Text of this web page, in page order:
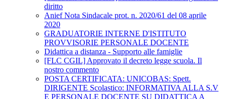
diritto
Anief Nota Sindacale prot. n. 2020/61 del 08 aprile
2020
GRADUATORIE INTERNE D'ISTITUTO
PROVVISORIE PERSONALE DOCENTE
Didattica a distanza - Supporto alle famiglie
[FLC CGIL] Approvato il decreto legge scuola. Il
nostro commento
POSTA CERTIFICATA: UNICOBAS: Spett.
DIRIGENTE Scolastico: INFORMATIVA ALLA S.V
E PERSONALE DOCENTE SU DIDATTICA A